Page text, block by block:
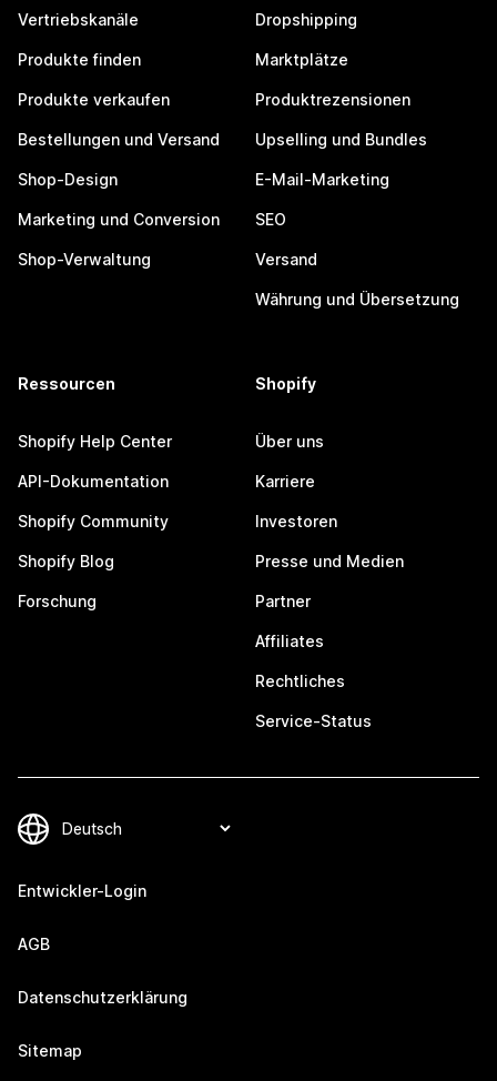
Vertriebskanäle
Produkte finden
Produkte verkaufen
Bestellungen und Versand
Shop-Design
Marketing und Conversion
Shop-Verwaltung
Dropshipping
Marktplätze
Produktrezensionen
Upselling und Bundles
E-Mail-Marketing
SEO
Versand
Währung und Übersetzung
Ressourcen
Shopify Help Center
API-Dokumentation
Shopify Community
Shopify Blog
Forschung
Shopify
Über uns
Karriere
Investoren
Presse und Medien
Partner
Affiliates
Rechtliches
Service-Status
Entwickler-Login
AGB
Datenschutzerklärung
Sitemap